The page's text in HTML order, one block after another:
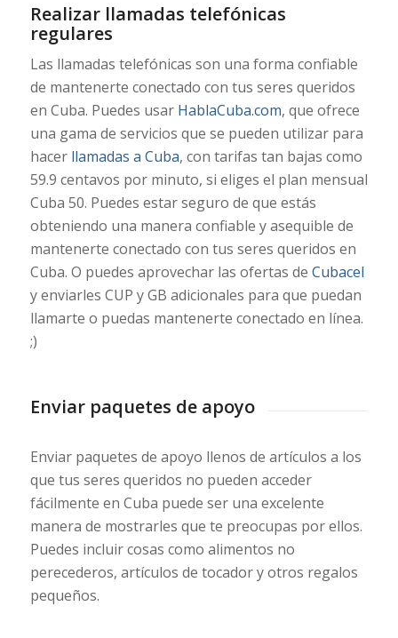
Realizar llamadas telefónicas
regulares
Las llamadas telefónicas son una forma confiable
de mantenerte conectado con tus seres queridos
en Cuba. Puedes usar HablaCuba.com, que ofrece
una gama de servicios que se pueden utilizar para
hacer llamadas a Cuba, con tarifas tan bajas como
59.9 centavos por minuto, si eliges el plan mensual
Cuba 50. Puedes estar seguro de que estás
obteniendo una manera confiable y asequible de
mantenerte conectado con tus seres queridos en
Cuba. O puedes aprovechar las ofertas de Cubacel
y enviarles CUP y GB adicionales para que puedan
llamarte o puedas mantenerte conectado en línea.
;)
Enviar paquetes de apoyo
Enviar paquetes de apoyo llenos de artículos a los
que tus seres queridos no pueden acceder
fácilmente en Cuba puede ser una excelente
manera de mostrarles que te preocupas por ellos.
Puedes incluir cosas como alimentos no
perecederos, artículos de tocador y otros regalos
pequeños.